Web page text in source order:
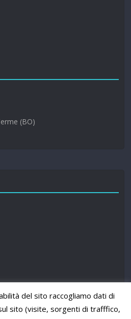
(BO)
del sito raccogliamo dati di
sito (visite, sorgenti di trafffico,